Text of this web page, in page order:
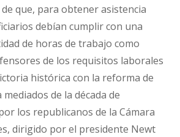
que, para obtener asistencia
debían cumplir con una
de horas de trabajo como
de los requisitos laborales
histórica con la reforma de
de la década de
los republicanos de la Cámara
dirigido por el presidente Newt